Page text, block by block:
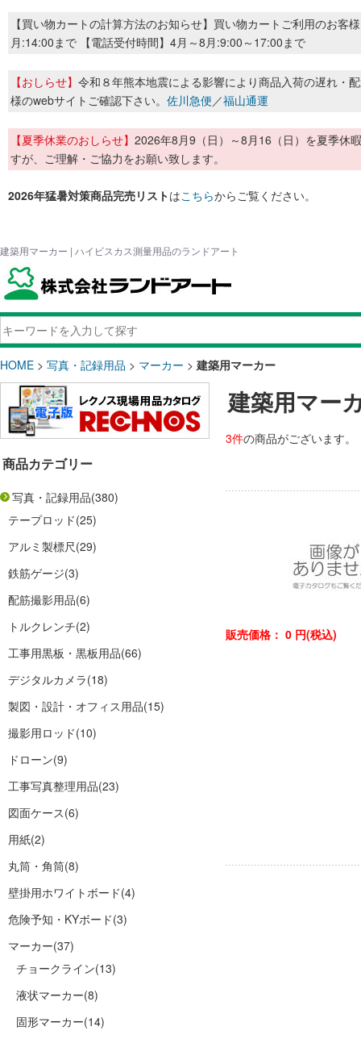
【買い物カートの計算方法のお知らせ】買い物カートご利用のお客
月:14:00まで 【電話受付時間】4月～8月:9:00～17:00まで
【おしらせ】 令和８年熊本地震による影響により商品入荷の遅れ・
様のwebサイトご確認下さい。 佐川急便／福山通運
【夏季休業のおしらせ】 2026年8月9（日）～8月16（日）を夏季休
すが、ご理解・ご協力をお願い致します。
2026年猛暑対策商品完売リストはこちらからご覧ください。
建築用マーカー | ハイビスカス測量用品のランドアート
HOME > 写真・記録用品 > マーカー > 建築用マーカー
商品カテゴリー
写真・記録用品(380)
テープロッド(25)
アルミ製標尺(29)
鉄筋ゲージ(3)
配筋撮影用品(6)
トルクレンチ(2)
工事用黒板・黒板用品(66)
デジタルカメラ(18)
製図・設計・オフィス用品(15)
撮影用ロッド(10)
ドローン(9)
工事写真整理用品(23)
図面ケース(6)
用紙(2)
丸筒・角筒(8)
壁掛用ホワイトボード(4)
危険予知・KYボード(3)
マーカー(37)
チョークライン(13)
液状マーカー(8)
固形マーカー(14)
建築用マー
3件の商品がございます。
販売価格： 0 円(税込)